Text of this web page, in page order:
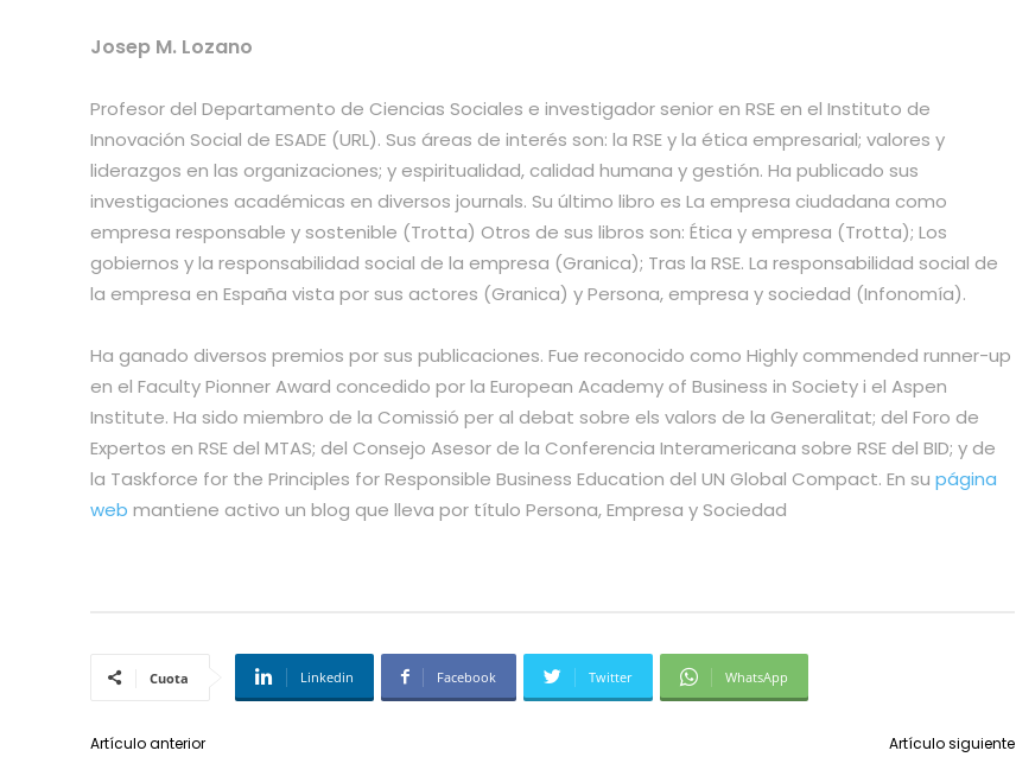
Josep M. Lozano
Profesor del Departamento de Ciencias Sociales e investigador senior en RSE en el Instituto de
Innovación Social de ESADE (URL). Sus áreas de interés son: la RSE y la ética empresarial; valores y
liderazgos en las organizaciones; y espiritualidad, calidad humana y gestión. Ha publicado sus
investigaciones académicas en diversos journals. Su último libro es La empresa ciudadana como
empresa responsable y sostenible (Trotta) Otros de sus libros son: Ética y empresa (Trotta); Los
gobiernos y la responsabilidad social de la empresa (Granica); Tras la RSE. La responsabilidad social de
la empresa en España vista por sus actores (Granica) y Persona, empresa y sociedad (Infonomía).
Ha ganado diversos premios por sus publicaciones. Fue reconocido como Highly commended runner-up
en el Faculty Pionner Award concedido por la European Academy of Business in Society i el Aspen
Institute. Ha sido miembro de la Comissió per al debat sobre els valors de la Generalitat; del Foro de
Expertos en RSE del MTAS; del Consejo Asesor de la Conferencia Interamericana sobre RSE del BID; y de
la Taskforce for the Principles for Responsible Business Education del UN Global Compact. En su página
web mantiene activo un blog que lleva por título Persona, Empresa y Sociedad
Cuota Linkedin Facebook Twitter WhatsApp
Artículo anterior Artículo siguiente